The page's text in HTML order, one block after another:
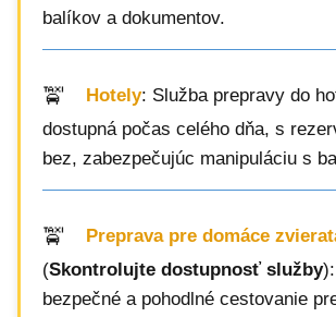
balíkov a dokumentov.
Hotely: Služba prepravy do
dostupná počas celého dňa, s
bez, zabezpečujúc manipuláciu s
Preprava pre domáce
(Skontrolujte dostupnosť služby
bezpečné a pohodlné cestovanie